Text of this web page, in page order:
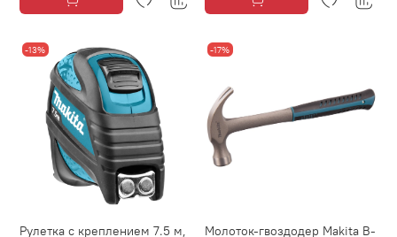
-13%
Рулетка с креплением 7.5 м,
-17%
Молоток-гвоздодер Makita B-